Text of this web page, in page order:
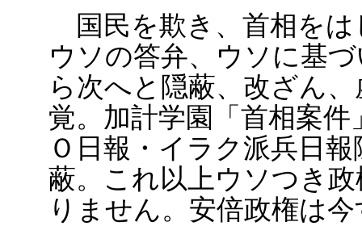
国民を欺き、首相をは
ウソの答弁、ウソに基
ら次へと隠蔽、改ざん
覚。加計学園「首相案
Ｏ日報・イラク派兵日
蔽。これ以上ウソつき
りません。安倍政権は